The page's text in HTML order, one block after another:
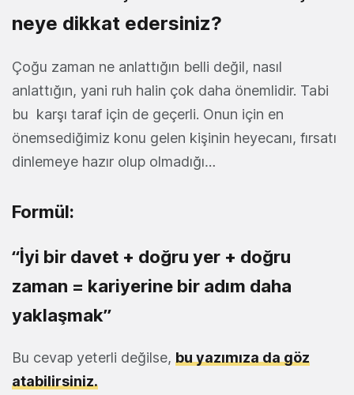
neye dikkat edersiniz?
Çoğu zaman ne anlattığın belli değil, nasıl
anlattığın, yani ruh halin çok daha önemlidir. Tabi
bu karşı taraf için de geçerli. Onun için en
önemsediğimiz konu gelen kişinin heyecanı, fırsatı
dinlemeye hazır olup olmadığı…
Formül:
“İyi bir davet + doğru yer + doğru
zaman = kariyerine bir adım daha
yaklaşmak”
Bu cevap yeterli değilse, bu yazımıza da göz
atabilirsiniz.